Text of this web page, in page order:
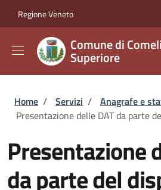
Regione Veneto
Comune di
Superiore
Briciole di pane
Home / Servizi / Anagrafe e
Presentazione delle DAT da parte
Presentazione
da parte del